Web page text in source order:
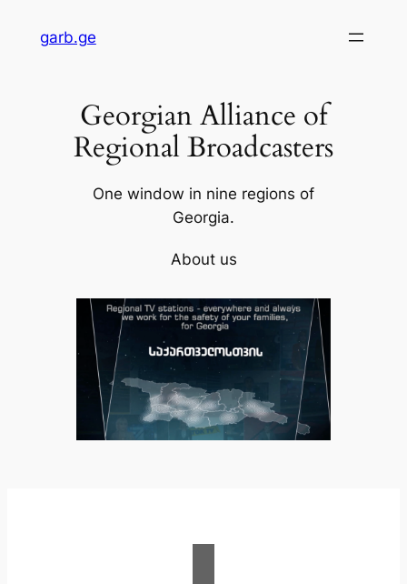
garb.ge
Georgian Alliance of
Regional Broadcasters
One window in nine regions of
Georgia.
About us